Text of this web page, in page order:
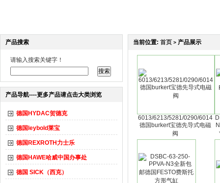
产品搜索
请输入搜索关键字！
产品导航----更多产品请点击大类浏览
德国HYDAC贺德克
德国leybold莱宝
德国REXROTH力士乐
德国HAWE哈威中国办事处
德国 SICK（西克）
当前位置: 首页 > 产品展示
6013/6213/5281/0290/6014
德国burkert宝德先导式电磁
阀